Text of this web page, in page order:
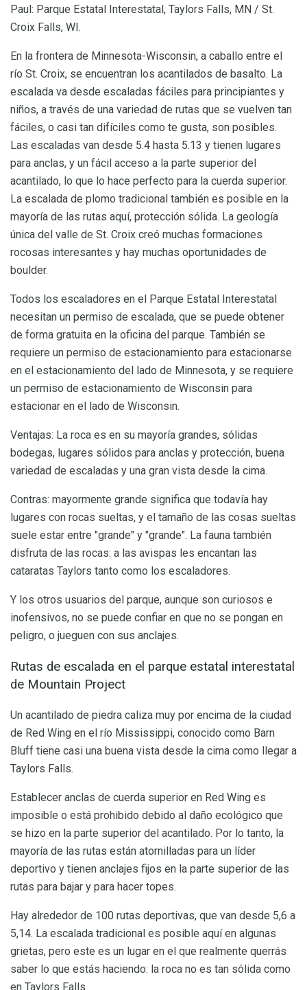
Paul: Parque Estatal Interestatal, Taylors Falls, MN / St.
Croix Falls, WI.
En la frontera de Minnesota-Wisconsin, a caballo entre el
río St. Croix, se encuentran los acantilados de basalto. La
escalada va desde escaladas fáciles para principiantes y
niños, a través de una variedad de rutas que se vuelven tan
fáciles, o casi tan difíciles como te gusta, son posibles.
Las escaladas van desde 5.4 hasta 5.13 y tienen lugares
para anclas, y un fácil acceso a la parte superior del
acantilado, lo que lo hace perfecto para la cuerda superior.
La escalada de plomo tradicional también es posible en la
mayoría de las rutas aquí, protección sólida. La geología
única del valle de St. Croix creó muchas formaciones
rocosas interesantes y hay muchas oportunidades de
boulder.
Todos los escaladores en el Parque Estatal Interestatal
necesitan un permiso de escalada, que se puede obtener
de forma gratuita en la oficina del parque. También se
requiere un permiso de estacionamiento para estacionarse
en el estacionamiento del lado de Minnesota, y se requiere
un permiso de estacionamiento de Wisconsin para
estacionar en el lado de Wisconsin.
Ventajas: La roca es en su mayoría grandes, sólidas
bodegas, lugares sólidos para anclas y protección, buena
variedad de escaladas y una gran vista desde la cima.
Contras: mayormente grande significa que todavía hay
lugares con rocas sueltas, y el tamaño de las cosas sueltas
suele estar entre "grande" y "grande". La fauna también
disfruta de las rocas: a las avispas les encantan las
cataratas Taylors tanto como los escaladores.
Y los otros usuarios del parque, aunque son curiosos e
inofensivos, no se puede confiar en que no se pongan en
peligro, o jueguen con sus anclajes.
Rutas de escalada en el parque estatal interestatal
de Mountain Project
Un acantilado de piedra caliza muy por encima de la ciudad
de Red Wing en el río Mississippi, conocido como Barn
Bluff tiene casi una buena vista desde la cima como llegar a
Taylors Falls.
Establecer anclas de cuerda superior en Red Wing es
imposible o está prohibido debido al daño ecológico que
se hizo en la parte superior del acantilado. Por lo tanto, la
mayoría de las rutas están atornilladas para un líder
deportivo y tienen anclajes fijos en la parte superior de las
rutas para bajar y para hacer topes.
Hay alrededor de 100 rutas deportivas, que van desde 5,6 a
5,14. La escalada tradicional es posible aquí en algunas
grietas, pero este es un lugar en el que realmente querrás
saber lo que estás haciendo: la roca no es tan sólida como
en Taylors Falls.